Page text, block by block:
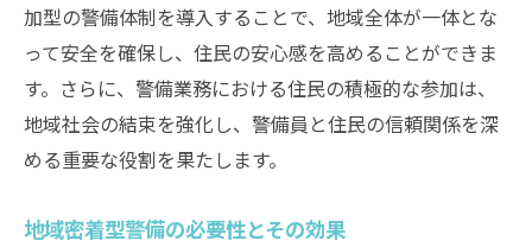
地域防災計画との連携強化
警備員と住民の信頼関係構築
防犯教育の推進と地域社会の協力
地域に根ざした防犯意識の向上
地域密着型警備の実践と成果
加型の警備体制を導入することで、地域全体が一体とな
って安全を確保し、住民の安心感を高めることができま
す。さらに、警備業務における住民の積極的な参加は、
地域社会の結束を強化し、警備員と住民の信頼関係を深
める重要な役割を果たします。
地域密着型警備の必要性とその効果